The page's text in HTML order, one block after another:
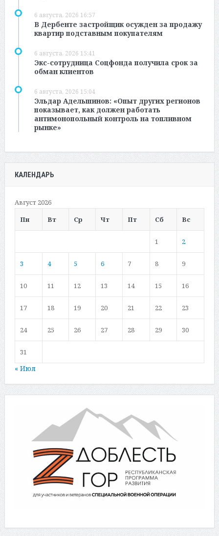
6 августа, 2026 16:57
В Дербенте застройщик осужден за продажу
квартир подставным покупателям
6 августа, 2026 15:41
Экс-сотрудница Соцфонда получила срок за
обман клиентов
6 августа, 2026 15:04
Эльдар Адельшинов: «Опыт других регионов
показывает, как должен работать
антимонопольный контроль на топливном
рынке»
КАЛЕНДАРЬ
Август 2026
Пн
Вт Ср Чт Пт Сб Вс
1 2
3 4 5 6 7 8 9
10 11 12 13 14 15 16
17 18 19 20 21 22 23
24 25 26 27 28 29 30
31
« Июл